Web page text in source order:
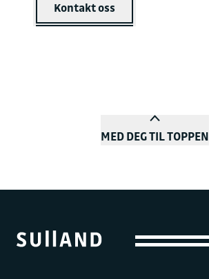
Kontakt oss
MED DEG TIL TOPPEN